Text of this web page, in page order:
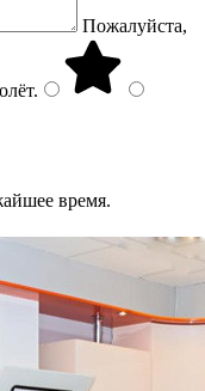
Пожалуйста,
.
время.